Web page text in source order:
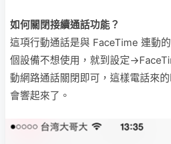
如何關閉接續通話功能？
這項行動通話是與 FaceTime 連動
個設備不想使用，就到設定
動網路通話關閉即可，這樣電話來
會響起來了。